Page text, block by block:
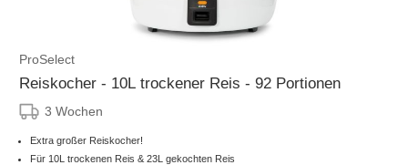
ProSelect
Reiskocher - 10L trockener Reis - 92 Portionen
3 Wochen
Extra großer Reiskocher!
Für 10L trockenen Reis & 23L gekochten Reis